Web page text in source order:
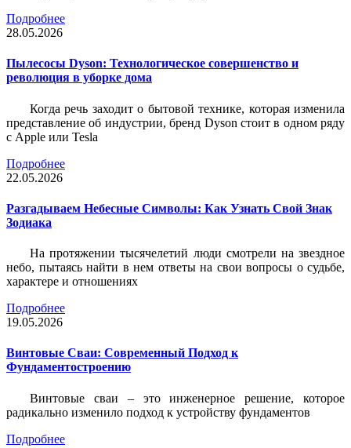
Подробнее
28.05.2026
Пылесосы Dyson: Технологическое совершенство и
революция в уборке дома
Когда речь заходит о бытовой технике, которая изменила
представление об индустрии, бренд Dyson стоит в одном ряду
с Apple или Tesla
Подробнее
22.05.2026
Разгадываем Небесные Символы: Как Узнать Свой Знак
Зодиака
На протяжении тысячелетий люди смотрели на звездное
небо, пытаясь найти в нем ответы на свои вопросы о судьбе,
характере и отношениях
Подробнее
19.05.2026
Винтовые Сваи: Современный Подход к
Фундаментостроению
Винтовые сваи – это инженерное решение, которое
радикально изменило подход к устройству фундаментов
Подробнее